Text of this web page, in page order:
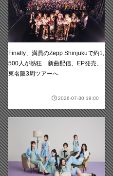
Finally、満員のZepp Shinjukuで約1,
500人が熱狂 新曲配信、EP発売、
東名阪3周ツアーへ
2026-07-30 19:00